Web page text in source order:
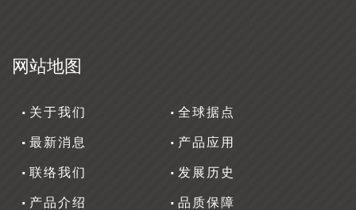
网站地图
关于我们
最新消息
联络我们
产品介绍
全球据点
产品应用
发展历史
品质保障